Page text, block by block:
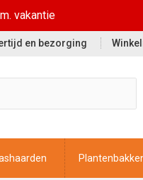
en bezorging
vakantie